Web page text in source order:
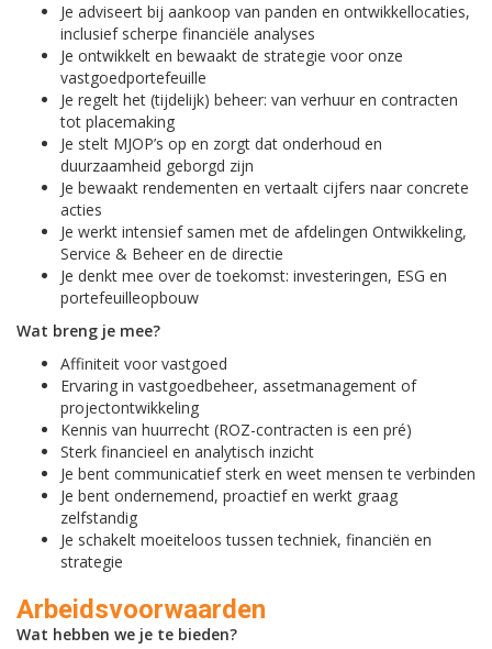
Je adviseert bij aankoop van panden en ontwikkellocaties,
inclusief scherpe financiële analyses
Je ontwikkelt en bewaakt de strategie voor onze
vastgoedportefeuille
Je regelt het (tijdelijk) beheer: van verhuur en contracten
tot placemaking
Je stelt MJOP’s op en zorgt dat onderhoud en
duurzaamheid geborgd zijn
Je bewaakt rendementen en vertaalt cijfers naar concrete
acties
Je werkt intensief samen met de afdelingen Ontwikkeling,
Service & Beheer en de directie
Je denkt mee over de toekomst: investeringen, ESG en
portefeuilleopbouw
Wat breng je mee?
Affiniteit voor vastgoed
Ervaring in vastgoedbeheer, assetmanagement of
projectontwikkeling
Kennis van huurrecht (ROZ-contracten is een pré)
Sterk financieel en analytisch inzicht
Je bent communicatief sterk en weet mensen te verbinden
Je bent ondernemend, proactief en werkt graag
zelfstandig
Je schakelt moeiteloos tussen techniek, financiën en
strategie
Arbeidsvoorwaarden
Wat hebben we je te bieden?